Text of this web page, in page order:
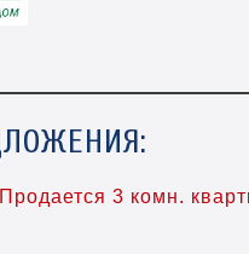
Продается 3 комн.